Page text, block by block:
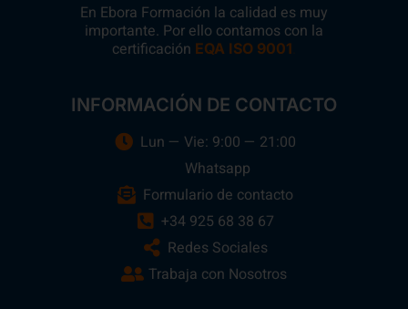
En Ebora Formación la calidad es muy
importante. Por ello contamos con la
certificación EQA ISO 9001
INFORMACIÓN DE CONTACTO
Lun — Vie: 9:00 — 21:00
Whatsapp
Formulario de contacto
+34 925 68 38 67
Redes Sociales
Trabaja con Nosotros